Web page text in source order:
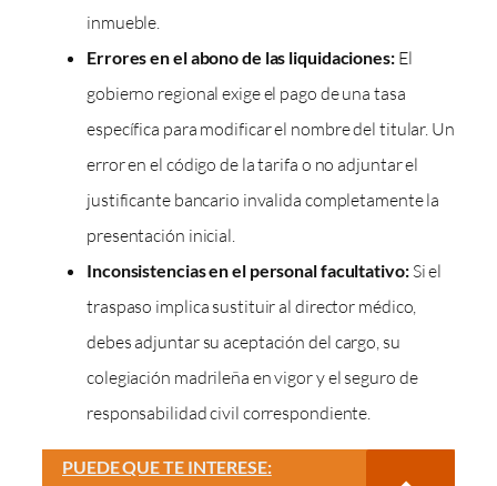
inmueble.
Errores en el abono de las liquidaciones:El
gobierno regional exige el pago de una tasa
específica para modificar el nombre del titular. Un
error en el código de la tarifa o no adjuntar el
justificante bancario invalida completamente la
presentación inicial.
Inconsistencias en el personal facultativo:Si el
traspaso implica sustituir al director médico,
debes adjuntar su aceptación del cargo, su
colegiación madrileña en vigor y el seguro de
responsabilidad civil correspondiente.
PUEDE QUE TE INTERESE: